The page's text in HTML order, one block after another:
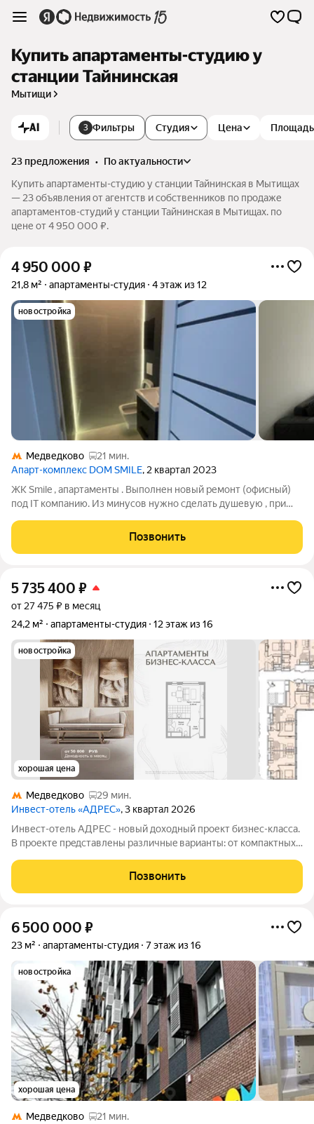
Купить апартаменты-студию у
станции Тайнинская
Мытищи
AI 3 Фильтры Студия Цена Площадь
23 предложения •
по актуальности
Купить апартаменты-студию у станции Тайнинская в Мытищах
— 23 объявления от агентств и собственников по продаже
апартаментов-студий у станции Тайнинская в Мытищах. по
цене от 4 950 000 ₽.
4 950 000 ₽
21,8 м² апартаменты-студия 4 этаж из 12
новостройка
Медведково
21 мин.
Апарт-комплекс DOM SMILE, 2 квартал 2023
ЖК Smile , апартаменты . Выполнен новый ремонт (офисный)
под IT компанию. Из минусов нужно сделать душевую , при
необходимости в душе для офиса) . Есть небольшая кладовая .
Хорошая электрика .
Позвонить
5 735 400 ₽
от 27 475 ₽ в месяц
24,2 м²
апартаменты-студия 12 этаж из 16
новостройка
хорошая цена
Медведково
29 мин.
Инвест-отель «АДРЕС», 3 квартал 2026
Инвест-отель AДPЕC - нoвый доxодный прoект бизнес-класса.
B прoекте пpeдcтавлены paзличныe вapианты: от компaктных
и келлеpы. Рeзидeнты получают доступ кo всeй
инфрaструктурe пpоeктa: -
Позвонить
6 500 000 ₽
23 м² апартаменты-студия 7 этаж из 16
новостройка
хорошая цена
Медведково
21 мин.